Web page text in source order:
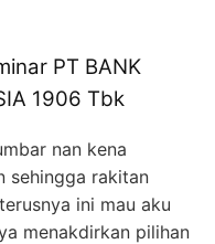
PT BANK
1906 Tbk
nan kena
sehingga rakitan
ini mau aku
menakdirkan pilihan